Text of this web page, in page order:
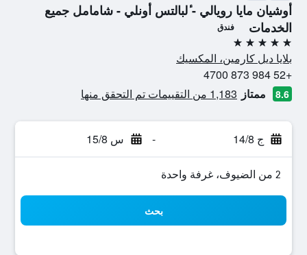
أوشيان مايا رويالي - ٔلبالتس أونلي - شامامل جميع
الخدمات
فندق
5 نجوم
بلايا ديل كارمين، المكسيك
+52 984 873 4700
8.6 ممتاز 1,183 من التقييمات تم التحقق منها
ج 14/8 - س 15/8
2 من الضيوف، غرفة واحدة
بحث